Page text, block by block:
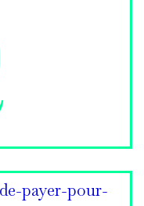
payer-pour-